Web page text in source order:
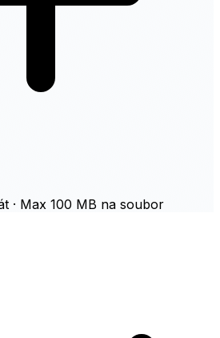
· Max 100 MB na soubor